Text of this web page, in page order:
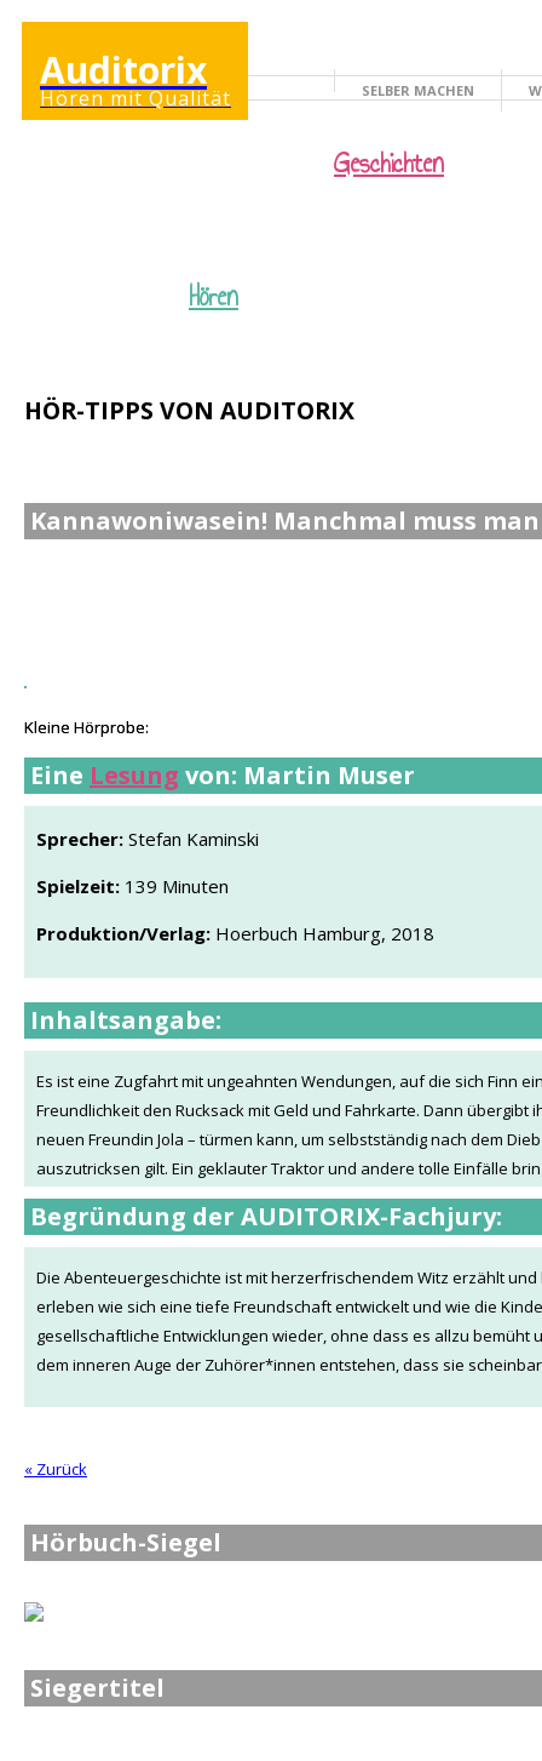
Auditorix
Hören mit Qualität KINDERSEITE
SELBER MACHEN
Hören
Geschichten
HÖR-TIPPS VON AUDITORIX
Kannawoniwasein! Manchmal muss
Kleine Hörprobe:
Kleine Hörprobe:
Eine Lesung von: Martin Muser
Sprecher: Stefan Kaminski
Spielzeit: 139 Minuten
Produktion/Verlag: Hoerbuch Hamburg, 2018
Inhaltsangabe:
Es ist eine Zugfahrt mit ungeahnten Wendungen, auf die sich Finn
Freundlichkeit den Rucksack mit Geld und Fahrkarte. Dann
neuen Freundin Jola – türmen kann, um selbstständig nach dem
auszutricksen gilt. Ein geklauter Traktor und andere tolle Einfälle
Begründung der AUDITORIX-Fachjury:
Die Abenteuergeschichte ist mit herzerfrischendem Witz erzählt
erleben wie sich eine tiefe Freundschaft entwickelt und wie die
gesellschaftliche Entwicklungen wieder, ohne dass es allzu
dem inneren Auge der Zuhörer*innen entstehen, dass sie
« Zurück
Hörbuch-Siegel
Siegertitel